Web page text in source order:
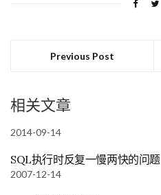
Previous Post
相关文章
2014-09-14
SQL执行时反复一慢两快的问题
2007-12-14